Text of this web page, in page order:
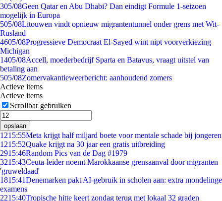
305/08Geen Qatar en Abu Dhabi? Dan eindigt Formule 1-seizoen
mogelijk in Europa
505/08Litouwen vindt opnieuw migrantentunnel onder grens met Wit-
Rusland
4605/08Progressieve Democraat El-Sayed wint nipt voorverkiezing
Michigan
1405/08Accell, moederbedrijf Sparta en Batavus, vraagt uitstel van
betaling aan
505/08Zomervakantieweerbericht: aanhoudend zomers
Actieve items
Actieve items
Scrollbar gebruiken
opslaan
1215:55Meta krijgt half miljard boete voor mentale schade bij jongeren
1215:52Quake krijgt na 30 jaar een gratis uitbreiding
2915:46Random Pics van de Dag #1979
3215:43Ceuta-leider noemt Marokkaanse grensaanval door migranten
'gruweldaad'
1815:41Denemarken pakt AI-gebruik in scholen aan: extra mondelinge
examens
2215:40Tropische hitte keert zondag terug met lokaal 32 graden